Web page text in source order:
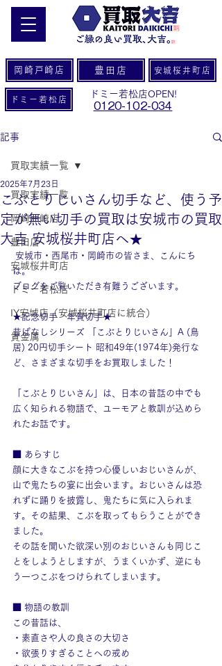
岡崎戸崎店 豊田店 安城桜井町店
ドミー若松店
ドミー若松店OPEN!
0120-102-034
記事
買取実績一覧
岡崎戸崎店
豊田店
安城桜井町店
ドミー若松店
IY安城店（安城桜井町店に統合）
貴金属
買取実績一覧
こぶとりじいさん切手など、使う予
定が無い切手の買取は安城市の買取
大吉 安城桜井町店へ★
2025年7月23日
安城市・西尾市・岡崎市の皆さま、こんにち
は。
ブログをご覧いただき有難うございます。
★記念切手　年賀切手★
昔ばなしシリーズ 「こぶとりじいさん」A (鳥
居) 20円切手シート 昭和49年(1974年)発行な
ど、さまざまな切手をお買取しました！
「こぶとりじいさん」は、日本の昔話の中でも
広く知られる物語で、ユーモアと教訓が込めら
れたお話です。
■ あらすじ
顔に大きなこぶを持つ心優しいおじいさんが、
山で鬼たちの宴に出会います。おじいさんは恐
れずに踊りを披露し、鬼たちに気に入られま
す。その結果、こぶを取ってもらうことができ
ました。
その話を聞いた欲深い別のおじいさんも同じこ
とをしようとしますが、うまくいかず、逆にも
う一つこぶをつけられてしまいます。
■ 物語の教訓
この昔話は、
・素直さや人の良さの大切さ
・欲張りすぎることへの戒め